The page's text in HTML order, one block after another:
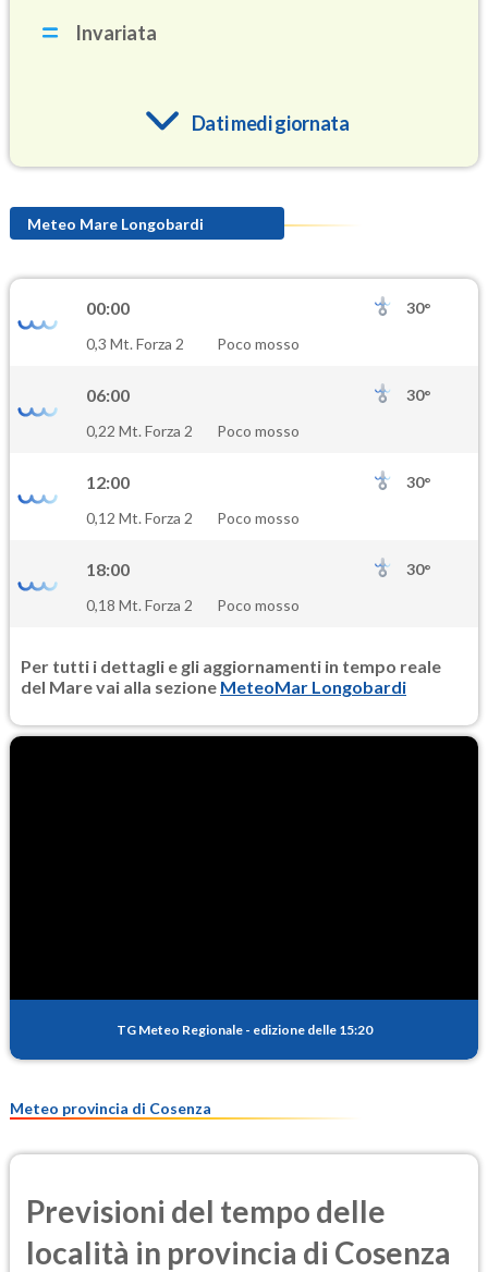
Invariata
Dati medi giornata
(Ozono) 94.7
(Diossido di azoto)
PM10
PM25
Meteo Mare Longobardi
00:00
30°
0,3 Mt. Forza 2
Poco mosso
06:00
30°
0,22 Mt. Forza 2
Poco mosso
12:00
30°
0,12 Mt. Forza 2
Poco mosso
18:00
30°
0,18 Mt. Forza 2
Poco mosso
Per tutti i dettagli e gli aggiornamenti in tempo reale
del Mare vai alla sezione MeteoMar Longobardi
TG Meteo Regionale - edizione delle 15:20
Meteo provincia di Cosenza
Previsioni del tempo delle
località in provincia di Cosenza